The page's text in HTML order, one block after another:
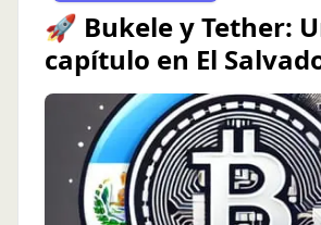
🚀 Bukele y Tether:
capítulo en El